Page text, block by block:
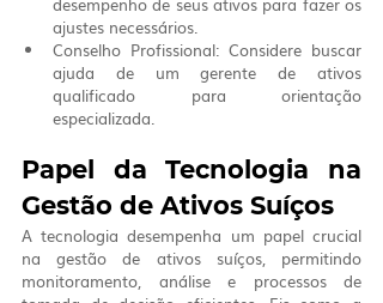
ajustes necessários.
Conselho Profissional: Considere buscar
ajuda de um gerente de ativos
qualificado para orientação
especializada.
Papel da Tecnologia na
Gestão de Ativos Suíços
A tecnologia desempenha um papel crucial
na gestão de ativos suíços, permitindo
monitoramento, análise e processos de